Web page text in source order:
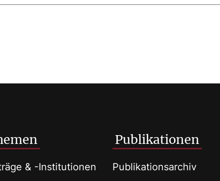
& -Institutionen
Publikationen
Publikationsarchiv